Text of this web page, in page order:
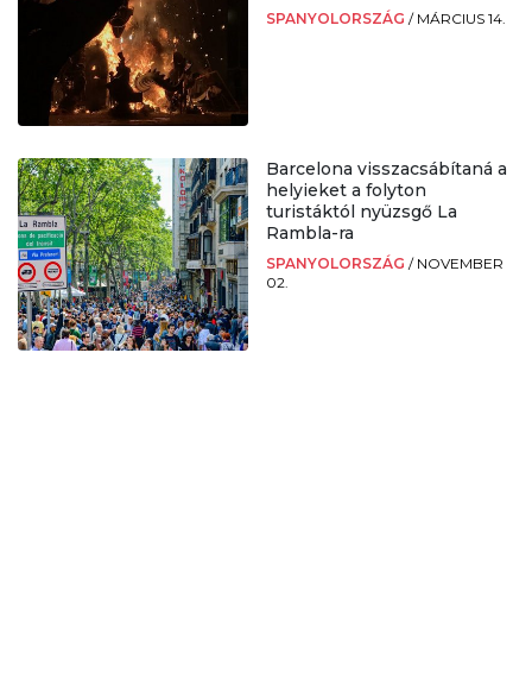
SPANYOLORSZÁG / MÁRCIUS 14.
Barcelona visszacsábítaná a
helyieket a folyton
turistáktól nyüzsgő La
Rambla-ra
SPANYOLORSZÁG / NOVEMBER
02.